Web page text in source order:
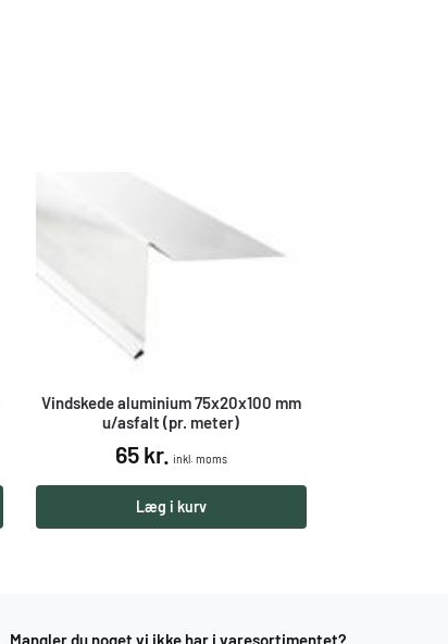
Vindskede aluminium 75x20x100 mm
u/asfalt (pr. meter)
65kr. inkl. moms
Læg i kurv
Mangler du noget vi ikke har i varesortimentet?